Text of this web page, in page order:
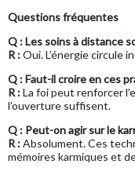
Questions fréquentes
Q : Les soins à distance
R :Oui. L’énergie circule
Q : Faut-il croire en ces
R :La foi peut renforcer
l’ouverture suffisent.
Q : Peut-on agir sur le
R :Absolument. Ces
mémoires karmiques et